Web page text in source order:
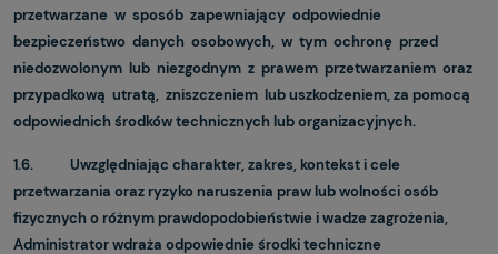
przetwarzane w sposób zapewniający odpowiednie
bezpieczeństwo danych osobowych, w tym ochronę przed
niedozwolonym lub niezgodnym z prawem przetwarzaniem oraz
przypadkową utratą, zniszczeniem lub uszkodzeniem, za pomocą
odpowiednich środków technicznych lub organizacyjnych.
1.6. Uwzględniając charakter, zakres, kontekst i cele
przetwarzania oraz ryzyko naruszenia praw lub wolności osób
fizycznych o różnym prawdopodobieństwie i wadze zagrożenia,
Administrator wdraża odpowiednie środki techniczne